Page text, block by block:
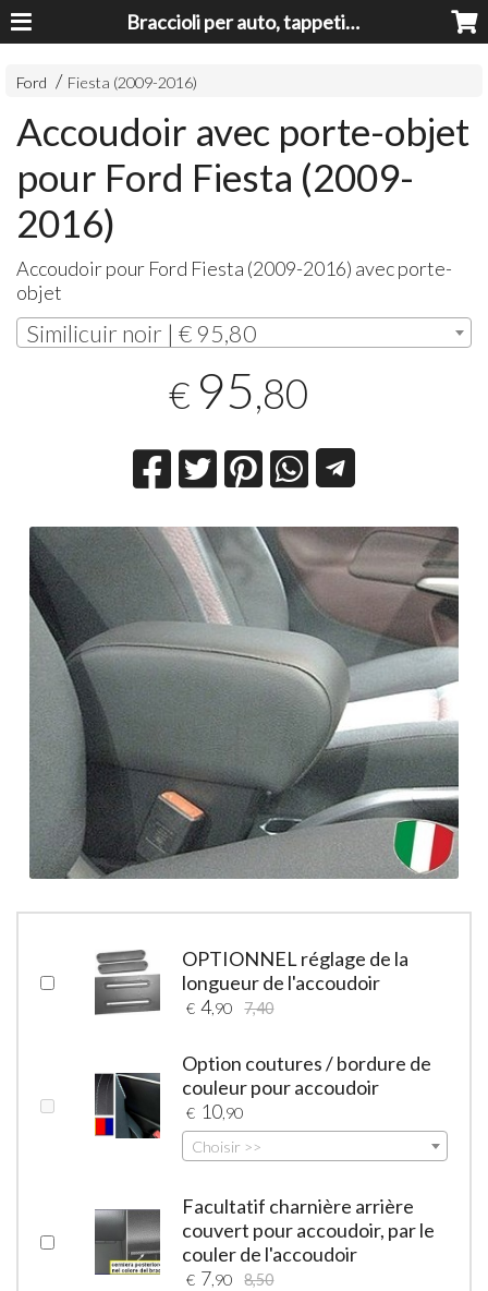
Braccioli per auto, tappeti auto, accessori auto MADE IN ITALY - Armrests, Mittelarmlehnen, Accoundoirs
Ford Fiesta (2009-2016)
Accoudoir avec porte-objet
pour Ford Fiesta (2009-
2016)
Accoudoir pour Ford Fiesta (2009-2016) avec porte-
objet
Similicuir noir | € 95,80
€ 95,80
OPTIONNEL réglage de la
longueur de l'accoudoir
€ 4,90 7,40
Option coutures / bordure de
couleur pour accoudoir
€ 10 ,90
Choisir >>
Facultatif charnière arrière
couvert pour accoudoir, par le
couler de l'accoudoir
€ 7 ,90 8,50